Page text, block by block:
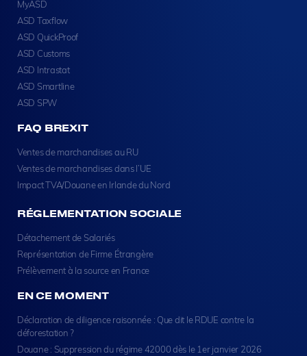
MyASD
ASD Taxflow
ASD QuickProof
ASD Customs
ASD Intrastat
ASD Smartline
ASD SPW
FAQ BREXIT
Ventes de marchandises au RU
Ventes de marchandises dans l’UE
Impact TVA/Douane en Irlande du Nord
RÉGLEMENTATION SOCIALE
Détachement de Salariés
Représentation de Firme Étrangère
Prélèvement à la source en France
EN CE MOMENT
Déclaration de diligence raisonnée : Que dit le RDUE contre la
déforestation ?
Douane : Suppression du régime 42000 dès le 1er janvier 2026